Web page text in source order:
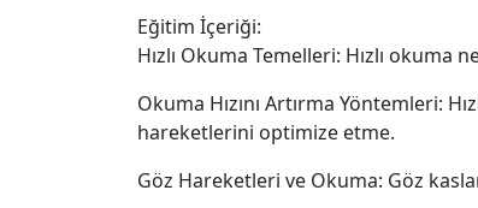
Eğitim İçeriği:
Hızlı Okuma Temelleri: Hızlı
Okuma Hızını Artırma Yöntemleri:
hareketlerini optimize etme.
Göz Hareketleri ve Okuma: Göz